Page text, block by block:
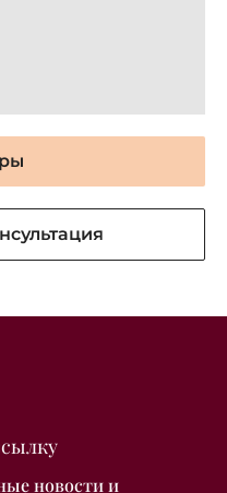
новости и